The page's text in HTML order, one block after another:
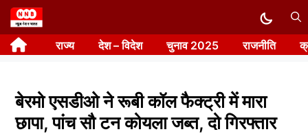
Skip
to
content राज्य देश – विदेश चुनाव 2025 राजनीति
बेरमो एसडीओ ने रूबी कॉल फैक्ट्री में मारा
छापा, पांच सौ टन कोयला जब्त, दो गिरफ्तार